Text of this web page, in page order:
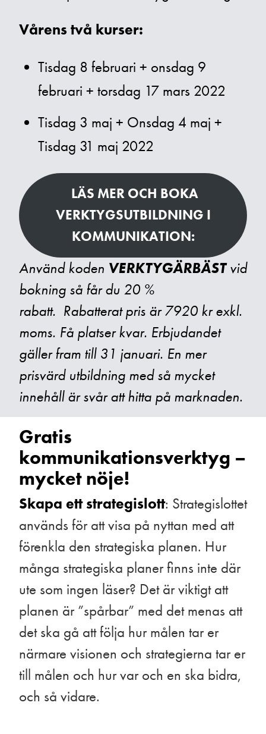
Vårens två kurser:
Tisdag 8 februari + onsdag 9
februari + torsdag 17 mars 2022
Tisdag 3 maj + Onsdag 4 maj +
Tisdag 31 maj 2022
LÄS MER OCH BOKA
VERKTYGSUTBILDNING I
KOMMUNIKATION:
Använd koden VERKTYGÄRBÄSTvid
bokning så får du 20 %
rabatt. Rabatterat pris är 7920 kr exkl.
moms. Få platser kvar. Erbjudandet
gäller fram till 31 januari. En mer
prisvärd utbildning med så mycket
innehåll är svår att hitta på marknaden.
Gratis
kommunikationsverktyg –
mycket nöje!
Skapa ett strategislott: Strategislottet
används för att visa på nyttan med att
förenkla den strategiska planen. Hur
många strategiska planer finns inte där
ute som ingen läser? Det är viktigt att
planen är ”spårbar” med det menas att
det ska gå att följa hur målen tar er
närmare visionen och strategierna tar er
till målen och hur var och en ska bidra,
och så vidare.